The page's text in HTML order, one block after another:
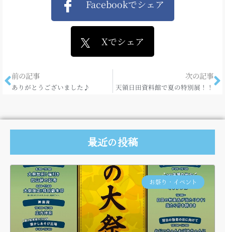
Facebookでシェア
Xでシェア
前の記事
ありがとうございました♪
次の記事
天領日田資料館で夏の特別展！！
最近の投稿
お祭り・イベント